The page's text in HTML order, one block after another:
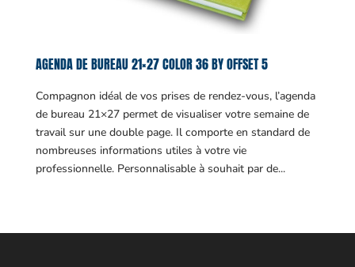
AGENDA DE BUREAU 21×27 COLOR 36 BY OFFSET 5
Compagnon idéal de vos prises de rendez-vous, l’agenda
de bureau 21×27 permet de visualiser votre semaine de
travail sur une double page. Il comporte en standard de
nombreuses informations utiles à votre vie
professionnelle. Personnalisable à souhait par de...